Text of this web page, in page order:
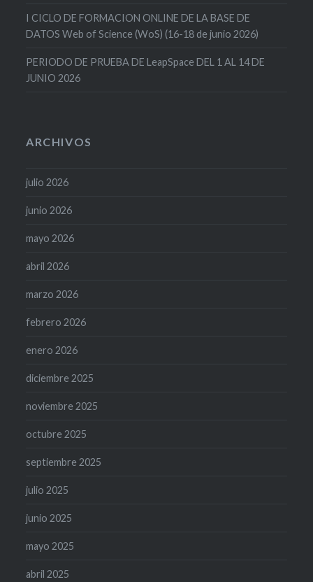
I CICLO DE FORMACION ONLINE DE LA BASE DE
DATOS Web of Science (WoS) (16-18 de junio 2026)
PERIODO DE PRUEBA DE LeapSpace DEL 1 AL 14 DE
JUNIO 2026
ARCHIVOS
julio 2026
junio 2026
mayo 2026
abril 2026
marzo 2026
febrero 2026
enero 2026
diciembre 2025
noviembre 2025
octubre 2025
septiembre 2025
julio 2025
junio 2025
mayo 2025
abril 2025